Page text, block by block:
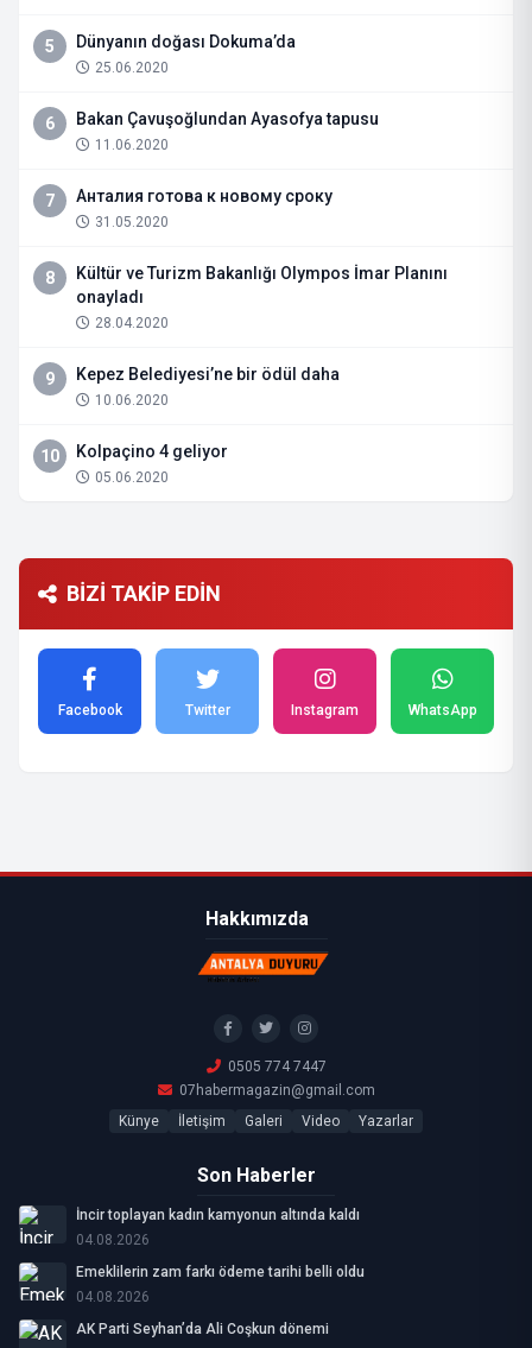
5 Dünyanın doğası Dokuma’da
25.06.2020
6 Bakan Çavuşoğlundan Ayasofya tapusu
11.06.2020
7 Анталия готова к новому сроку
31.05.2020
8
Kültür ve Turizm Bakanlığı Olympos İmar Planını
onayladı
28.04.2020
9 Kepez Belediyesi’ne bir ödül daha
10.06.2020
10 Kolpaçino 4 geliyor
05.06.2020
BİZİ TAKİP EDİN
Facebook Twitter Instagram WhatsApp
Hakkımızda
0505 774 7447
07habermagazin@gmail.com
Künye
İletişim Galeri Video Yazarlar
Son Haberler
İncir toplayan kadın kamyonun altında kaldı
04.08.2026
Emeklilerin zam farkı ödeme tarihi belli oldu
04.08.2026
AK Parti Seyhan’da Ali Coşkun dönemi